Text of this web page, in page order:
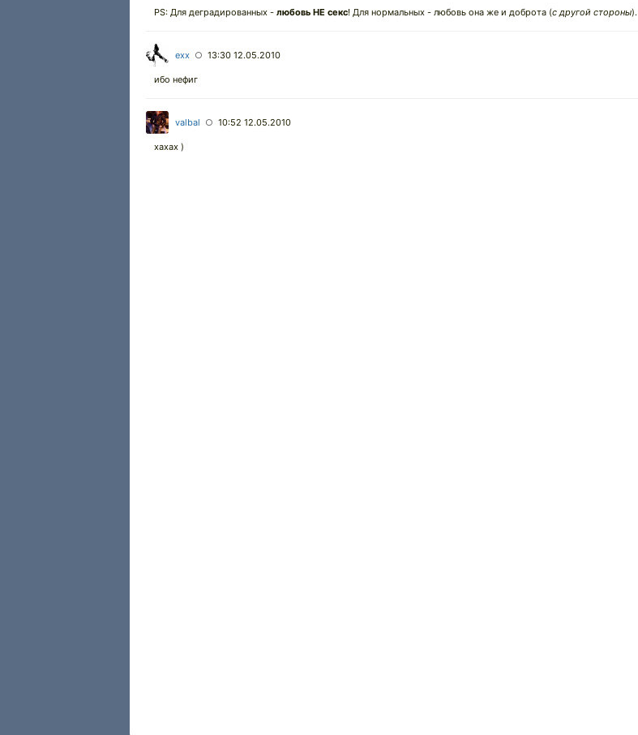
PS: Для деградированных - любовь НЕ секс! Для нормальных - любовь она же и доброта (с другой стороны).
exx ○ 13:30 12.05.2010
ибо нефиг
valbal ○ 10:52 12.05.2010
хахах )